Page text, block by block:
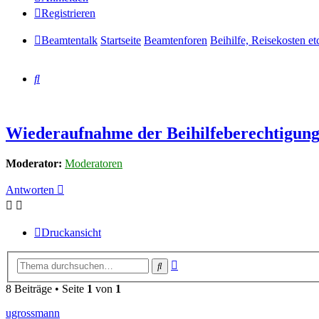
Registrieren
Beamtentalk Startseite Beamtenforen Beihilfe, Reisekosten
Suche
Wiederaufnahme der Beihilfeberechtigung
Moderator: Moderatoren
Antworten
Druckansicht
Suche
8 Beiträge • Seite 1 von 1
ugrossmann